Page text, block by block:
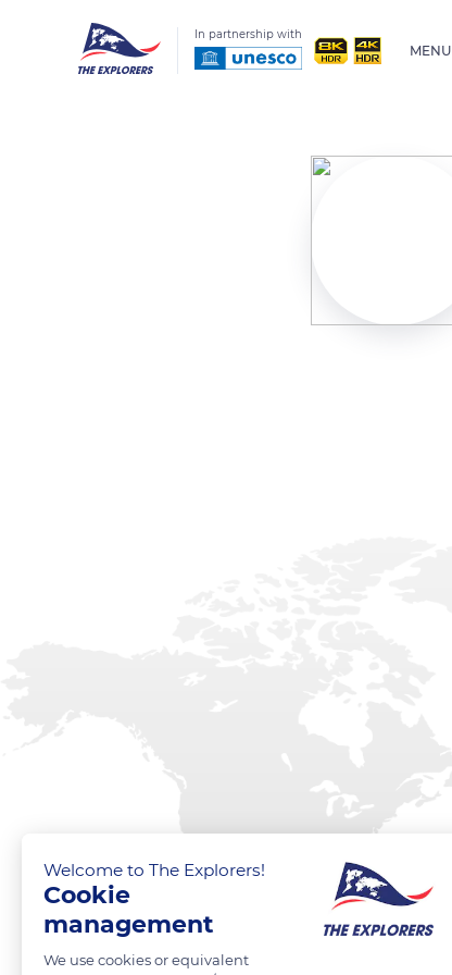
In partnership with
MENU
Welcome to The Explorers!
Cookie
management
We use cookies or equivalent